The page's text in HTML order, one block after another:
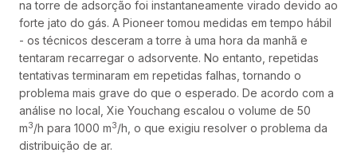
na torre de adsorção foi instantaneamente virado devido ao
forte jato do gás. A Pioneer tomou medidas em tempo hábil
- os técnicos desceram a torre à uma hora da manhã e
tentaram recarregar o adsorvente. No entanto, repetidas
tentativas terminaram em repetidas falhas, tornando o
problema mais grave do que o esperado. De acordo com a
análise no local, Xie Youchang escalou o volume de 50
m3/h para 1000 m3/h, o que exigiu resolver o problema da
distribuição de ar.